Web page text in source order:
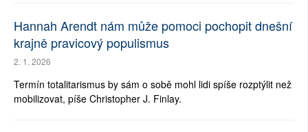
Hannah Arendt nám může pomoci pochopit dnešní
krajně pravicový populismus
2. 1. 2026
Termín totalitarismus by sám o sobě mohl lidi spíše rozptýlit než
mobilizovat, píše Christopher J. Finlay.